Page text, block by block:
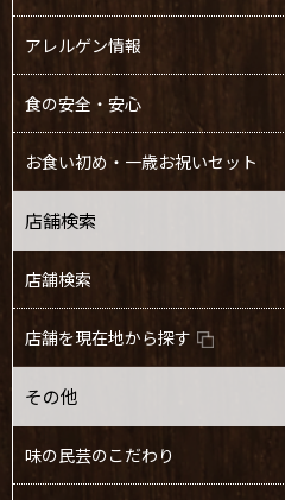
アレルゲン情報
食の安全・安心
お食い初め・一歳お祝いセット
店舗検索
店舗検索
店舗を現在地から探す
その他
味の民芸のこだわり